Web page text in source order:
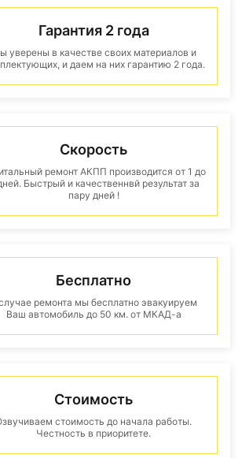
Гарантия 2 года
уверены в качестве своих материалов и
и даем на них гарантию 2 года.
Скорость
ремонт АКПП производится от 1 до
Быстрый и качественнвй результат за
пару дней !
Бесплатно
ремонта мы бесплатно эвакуируем
Ваш автомобиль до 50 км. от МКАД-а
Стоимость
стоимость до начала работы.
Честность в приоритете.